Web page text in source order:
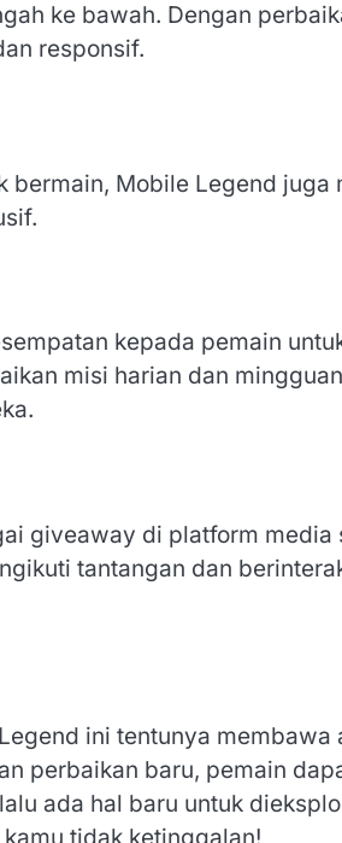
ke bawah. Dengan
responsif.
bermain, Mobile Legend juga
kepada pemain
misi harian dan
giveaway di platform media
tantangan dan
ini tentunya
perbaikan baru, pemain
ada hal baru untuk